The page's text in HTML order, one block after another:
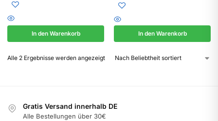
In den Warenkorb In den Warenkorb
Alle 2 Ergebnisse werden angezeigt
Gratis Versand innerhalb DE
Alle Bestellungen über 30€